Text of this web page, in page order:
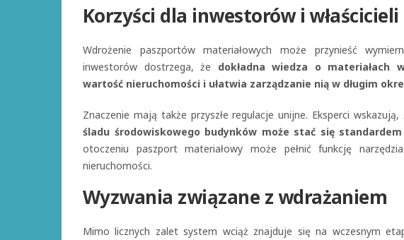
Korzyści dla inwestorów i
Wdrożenie paszportów materiałowych może przynieść
inwestorów dostrzega, że dokładna wiedza o materiałach
wartość nieruchomości i ułatwia zarządzanie nią w długim
Znaczenie mają także przyszłe regulacje unijne. Eksperci
śladu środowiskowego budynków może stać się
otoczeniu paszport materiałowy może pełnić funkcję
nieruchomości.
Wyzwania związane z wdrażaniem
Mimo licznych zalet system wciąż znajduje się na wczesnym